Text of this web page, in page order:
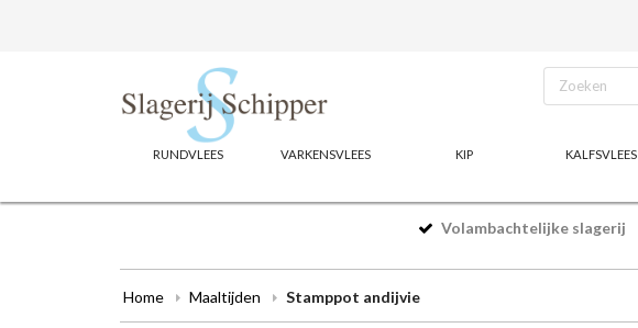
RUNDVLEES VARKENSVLEES KIP KALFSVLEES
Volambachtelijke slagerij
Home Maaltijden Stamppot andijvie